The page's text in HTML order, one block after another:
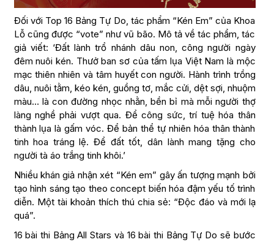
Đối với Top 16 Bảng Tự Do, tác phẩm “Kén Em” của Khoa
Lỗ cũng được “vote” như vũ bão. Mô tả về tác phẩm, tác
giả viết: ‘Đất lành trổ nhánh dâu non, công người ngày
đêm nuôi kén. Thưở ban sơ của tấm lụa Việt Nam là mộc
mạc thiên nhiên và tâm huyết con người. Hành trình trồng
dâu, nuôi tằm, kéo kén, guồng tơ, mắc cửi, dệt sợi, nhuộm
màu… là con đường nhọc nhằn, bền bỉ mà mỗi người thợ
làng nghề phải vượt qua. Để công sức, trí tuệ hóa thân
thành lụa là gấm vóc. Để bản thể tự nhiên hóa thân thành
tinh hoa tráng lệ. Để đất tốt, dân lành mang tặng cho
người tà áo trắng tinh khôi.’
Nhiều khán giả nhận xét “Kén em” gây ấn tượng mạnh bởi
tạo hình sáng tạo theo concept biến hóa đậm yếu tố trình
diễn. Một tài khoản thích thú chia sẻ: “Độc đáo và mới lạ
quá”.
16 bài thi Bảng All Stars và 16 bài thi Bảng Tự Do sẽ bước